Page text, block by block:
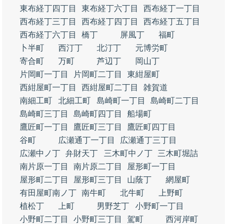
東布経丁四丁目
東布経丁六丁目
西布経丁一丁目
西布経丁三丁目
西布経丁四丁目
西布経丁五丁目
西布経丁六丁目
橋丁 屏風丁
福町
卜半町
西汀丁 北汀丁
元博労町
寄合町
万町 芦辺丁
岡山丁
片岡町一丁目
片岡町二丁目
東紺屋町
西紺屋町一丁目
西紺屋町二丁目
雑賀道
南細工町
北細工町 島崎町一丁目
島崎町二丁目
島崎町三丁目
島崎町四丁目
船場町
鷹匠町一丁目
鷹匠町三丁目
鷹匠町四丁目
谷町
広瀬通丁一丁目
広瀬通丁三丁目
広瀬中ノ丁 弁財天丁 三木町中ノ丁
三木町堀詰
南片原一丁目
南片原二丁目
屋形町一丁目
屋形町二丁目
屋形町三丁目 山蔭丁
網屋町
有田屋町南ノ丁 南牛町 北牛町
上野町
植松丁
上町 男野芝丁
小野町一丁目
小野町二丁目
小野町三丁目 駕町
西河岸町